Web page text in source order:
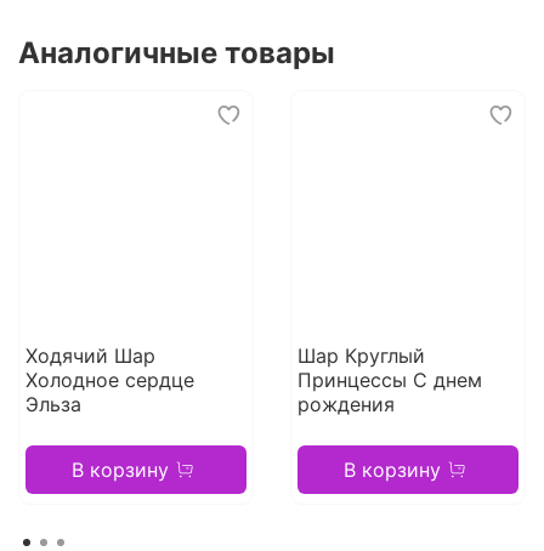
Аналогичные товары
Ходячий Шар
Холодное сердце
Эльза
В корзину
Шар Круглый
Принцессы С днем
рождения
В корзину